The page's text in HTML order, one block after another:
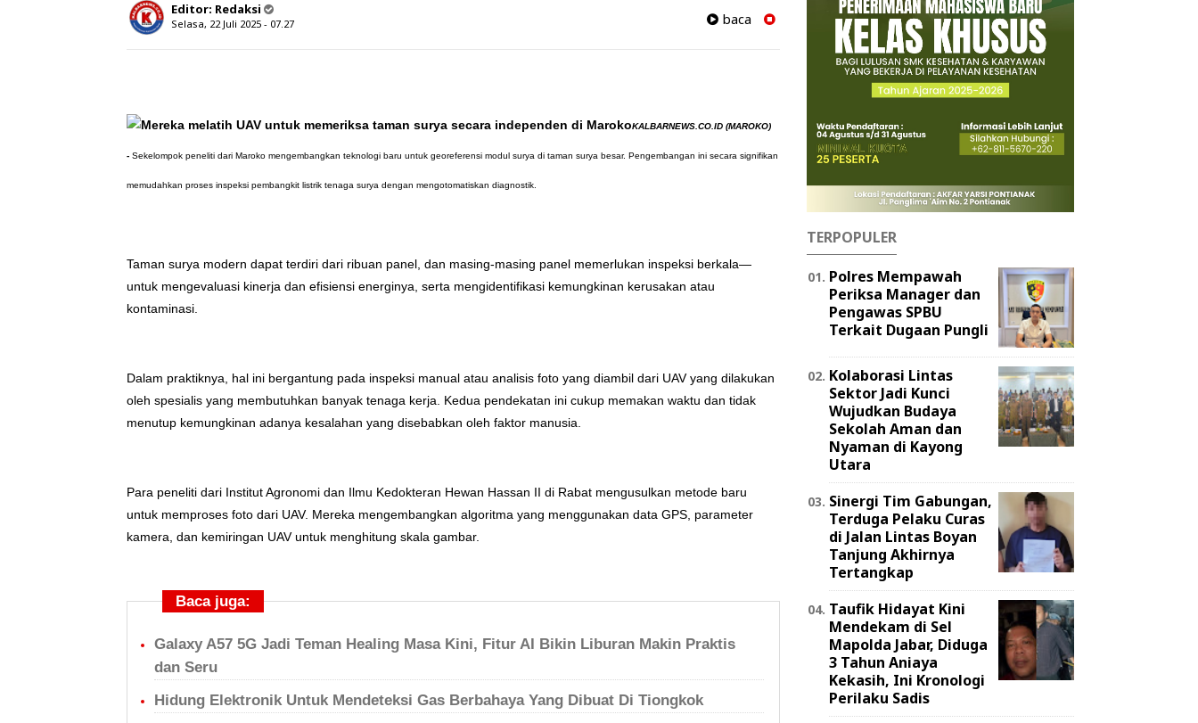
Editor: Redaksi
Selasa, 22 Juli 2025 - 07.27 baca
KALBARNEWS.CO.ID (MAROKO)
- Sekelompok peneliti dari Maroko mengembangkan teknologi baru untuk georeferensi modul surya di taman surya besar. Pengembangan ini secara signifikan
memudahkan proses inspeksi pembangkit listrik tenaga surya dengan mengotomatiskan diagnostik.
Taman surya modern dapat terdiri dari ribuan panel, dan masing-masing panel memerlukan inspeksi berkala—
untuk mengevaluasi kinerja dan efisiensi energinya, serta mengidentifikasi kemungkinan kerusakan atau
kontaminasi.
Dalam praktiknya, hal ini bergantung pada inspeksi manual atau analisis foto yang diambil dari UAV yang dilakukan
oleh spesialis yang membutuhkan banyak tenaga kerja. Kedua pendekatan ini cukup memakan waktu dan tidak
menutup kemungkinan adanya kesalahan yang disebabkan oleh faktor manusia.
Para peneliti dari Institut Agronomi dan Ilmu Kedokteran Hewan Hassan II di Rabat mengusulkan metode baru
untuk memproses foto dari UAV. Mereka mengembangkan algoritma yang menggunakan data GPS, parameter
kamera, dan kemiringan UAV untuk menghitung skala gambar.
Baca juga:
Galaxy A57 5G Jadi Teman Healing Masa Kini, Fitur AI Bikin Liburan Makin Praktis
dan Seru
Hidung Elektronik Untuk Mendeteksi Gas Berbahaya Yang Dibuat Di Tiongkok
TERPOPULER
Polres Mempawah
Periksa Manager dan
Pengawas SPBU
Terkait Dugaan Pungli
Kolaborasi Lintas
Sektor Jadi Kunci
Wujudkan Budaya
Sekolah Aman dan
Nyaman di Kayong
Utara
Sinergi Tim Gabungan,
Terduga Pelaku Curas
di Jalan Lintas Boyan
Tanjung Akhirnya
Tertangkap
Taufik Hidayat Kini
Mendekam di Sel
Mapolda Jabar, Diduga
3 Tahun Aniaya
Kekasih, Ini Kronologi
Perilaku Sadis